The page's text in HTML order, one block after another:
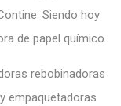
Siendo hoy
de papel químico.
rebobinadoras
empaquetadoras